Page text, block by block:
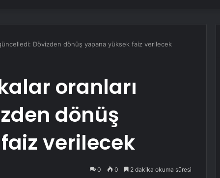
Dövizden dönüş yapana yüksek faiz verilecek
oranları
dönüş
verilecek
0 0 2 dakika okuma süresi